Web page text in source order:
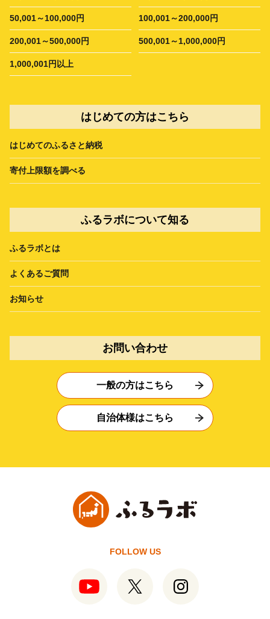
50,001～100,000円 100,001～200,000円
200,001～500,000円 500,001～1,000,000円
1,000,001円以上
はじめての方はこちら
はじめてのふるさと納税
寄付上限額を調べる
ふるラボについて知る
ふるラボとは
よくあるご質問
お知らせ
お問い合わせ
一般の方はこちら
自治体様はこちら
FOLLOW US